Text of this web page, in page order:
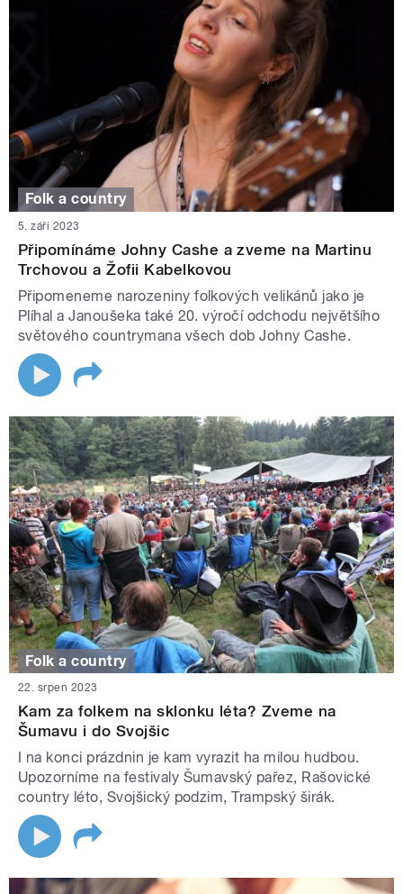
Folk a country
5. září 2023
Připomínáme Johny Cashe a zveme na Martinu
Trchovou a Žofii Kabelkovou
Připomeneme narozeniny folkových velikánů jako je
Plíhal a Janoušeka také 20. výročí odchodu největšího
světového countrymana všech dob Johny Cashe.
Folk a country
22. srpen 2023
Kam za folkem na sklonku léta? Zveme na
Šumavu i do Svojšic
I na konci prázdnin je kam vyrazit ha milou hudbou.
Upozorníme na festivaly Šumavský pařez, Rašovické
country léto, Svojšický podzim, Trampský širák.